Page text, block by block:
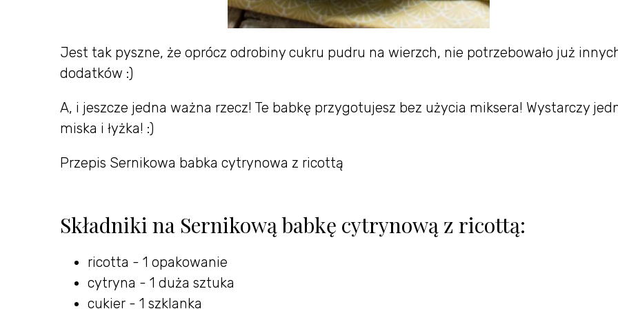
Jest tak pyszne, że oprócz odrobiny cukru pudru na wierzch, nie potrzebowało już
dodatków :)
A, i jeszcze jedna ważna rzecz! Te babkę przygotujesz bez użycia miksera! Wystarczy
miska i łyżka! :)
Przepis Sernikowa babka cytrynowa z ricottą
Składniki na Sernikową babkę cytrynową z ricottą:
ricotta - 1 opakowanie
cytryna - 1 duża sztuka
cukier - 1 szklanka